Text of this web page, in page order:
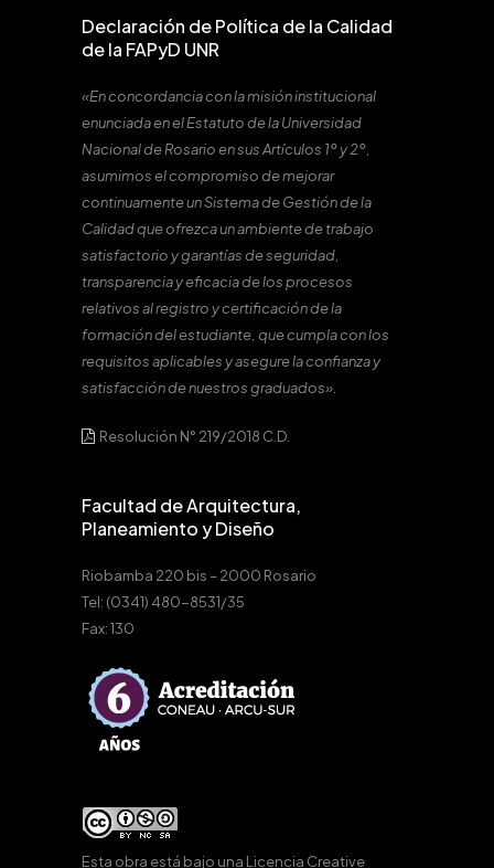
Declaración de Política de la Calidad
de la FAPyD UNR
«En concordancia con la misión institucional
enunciada en el Estatuto de la Universidad
Nacional de Rosario en sus Artículos 1º y 2º,
asumimos el compromiso de mejorar
continuamente un Sistema de Gestión de la
Calidad que ofrezca un ambiente de trabajo
satisfactorio y garantías de seguridad,
transparencia y eficacia de los procesos
relativos al registro y certificación de la
formación del estudiante, que cumpla con los
requisitos aplicables y asegure la confianza y
satisfacción de nuestros graduados».
Resolución N° 219/2018 C.D.
Facultad de Arquitectura,
Planeamiento y Diseño
Riobamba 220 bis – 2000 Rosario
Tel: (0341) 480-8531/35
Fax: 130
Esta obra está bajo una Licencia Creative